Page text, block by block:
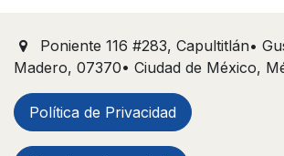
Poniente 116 #283, Capultitlán•
Madero, 07370• Ciudad de México,
Política de Privacidad